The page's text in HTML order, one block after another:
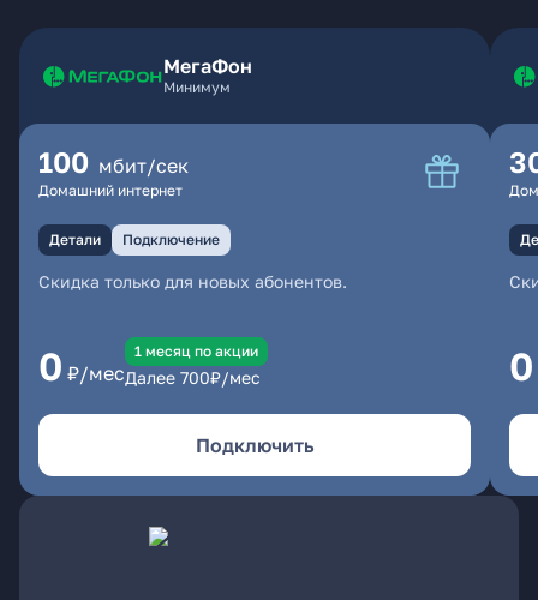
МегаФон
Минимум
100 мбит/сек
Домашний интернет
Детали Подключение
Скидка только для новых абонентов.
0 ₽/мес
1 месяц по акции
Далее 700₽/мес
Подключить
0